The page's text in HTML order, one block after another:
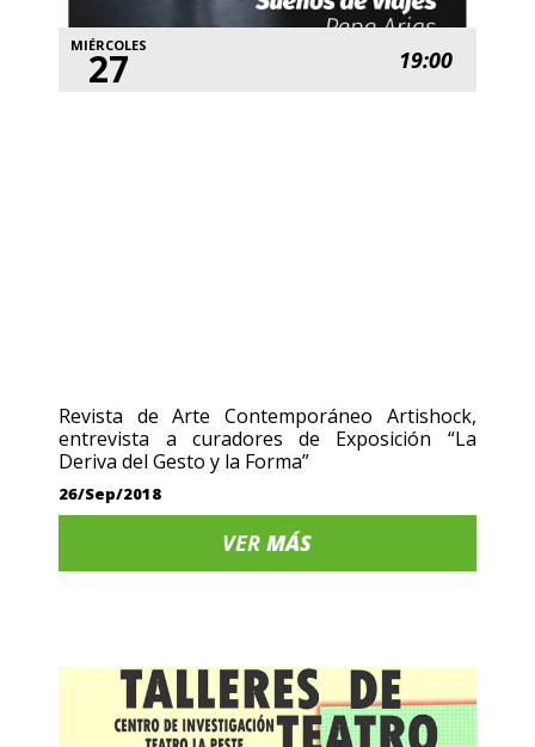
MIÉRCOLES
27 19:00
Revista de Arte Contemporáneo Artishock,
entrevista a curadores de Exposición “La
Deriva del Gesto y la Forma”
26/Sep/2018
VERMÁS